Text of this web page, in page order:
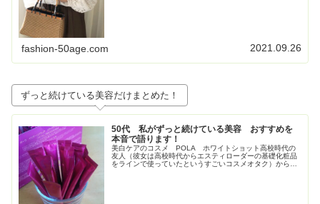
fashion-50age.com 2021.09.26
ずっと続けている美容だけまとめた！
50代 私がずっと続けている美容 おすすめを
本音で語ります！
美白ケアのコスメ POLA ホワイトショット高校時代の
友人（彼女は高校時代からエスティローダーの基礎化粧品
をラインで使っていたというすごいコスメオタク）からす